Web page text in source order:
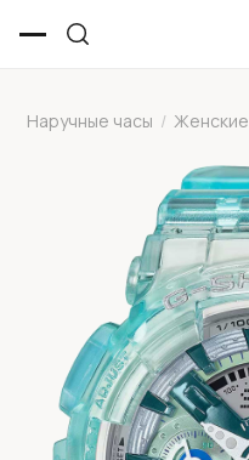
Наручные часы / Женские